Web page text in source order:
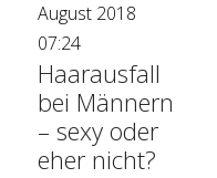
August 2018
07:24
Haarausfall
bei Männern
– sexy oder
eher nicht?